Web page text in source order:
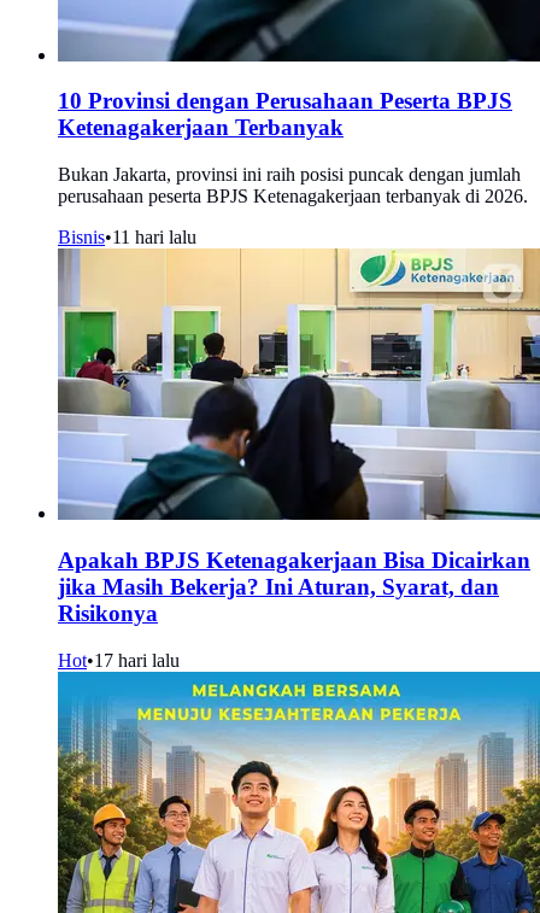
10 Provinsi dengan Perusahaan Peserta BPJS
Ketenagakerjaan Terbanyak
Bukan Jakarta, provinsi ini raih posisi puncak dengan jumlah
perusahaan peserta BPJS Ketenagakerjaan terbanyak di 2026.
Bisnis•11 hari lalu
Apakah BPJS Ketenagakerjaan Bisa Dicairkan
jika Masih Bekerja? Ini Aturan, Syarat, dan
Risikonya
Hot•17 hari lalu